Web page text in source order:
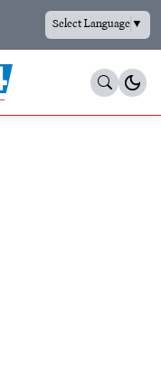
Select Language▼